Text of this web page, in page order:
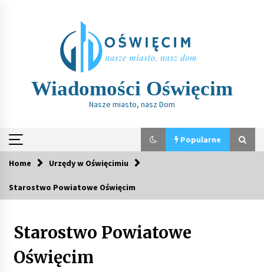
Wiadomości Oświęcim
Nasze miasto, nasz Dom
Popularne
Popularne
29 grudnia, 2025
Co po szkole muzycznej? Perspektywy
Home Urzędy w Oświęcimiu
Starostwo Powiatowe Oświęcim
Starostwo Powiatowe
Oświęcim